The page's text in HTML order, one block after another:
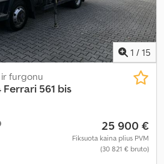
1 / 15
ir furgonu
Ferrari 561 bis
25 900 €
Fiksuota kaina plius PVM
(30 821 € bruto)